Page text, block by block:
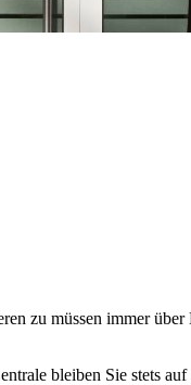
zu müssen immer
bleiben Sie stets